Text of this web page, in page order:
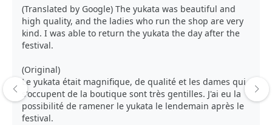
(Translated by Google) The yukata was beautiful and
high quality, and the ladies who run the shop are very
kind. I was able to return the yukata the day after the
festival.
(Original)
Le yukata était magnifique, de qualité et les dames qui
s'occupent de la boutique sont très gentilles. J'ai eu la
possibilité de ramener le yukata le lendemain après le
festival.